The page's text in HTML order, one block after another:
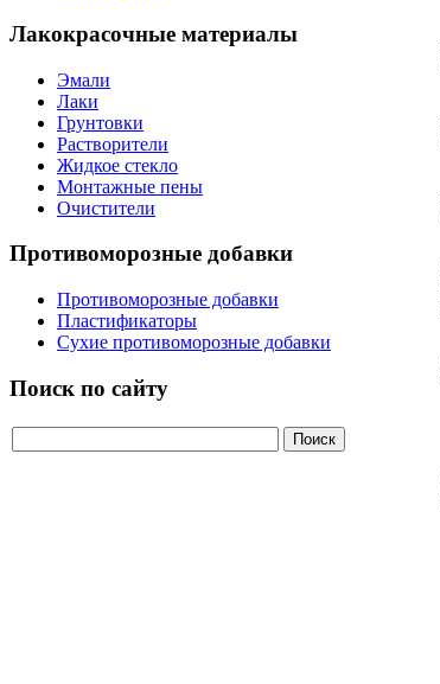
Лакокрасочные материалы
Эмали
Лаки
Грунтовки
Растворители
Жидкое стекло
Монтажные пены
Очистители
Противоморозные добавки
Противоморозные добавки
Пластификаторы
Сухие противоморозные добавки
Поиск по сайту